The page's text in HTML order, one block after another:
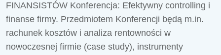
FINANSISTÓW Konferencja: Efektywny controlling i
finanse firmy. Przedmiotem Konferencji będą m.in.
rachunek kosztów i analiza rentowności w
nowoczesnej firmie (case study), instrumenty